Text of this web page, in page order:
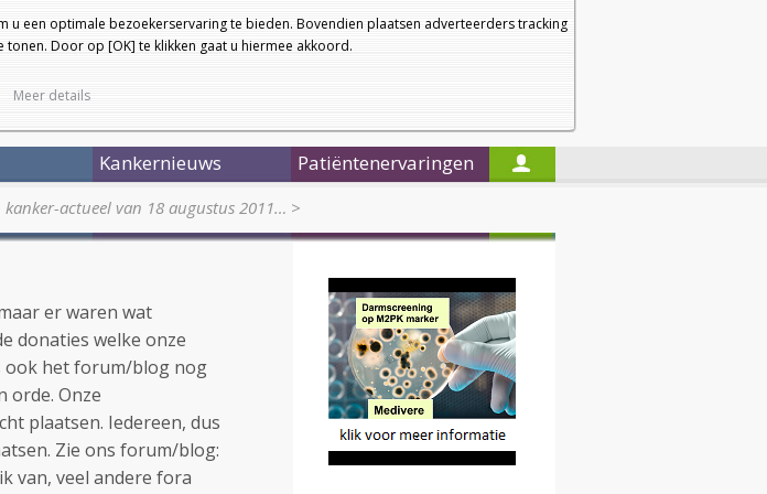
u een optimale bezoekerservaring te bieden. Bovendien plaatsen adverteerders tracking
Door op [OK] te klikken gaat u hiermee akkoord.
Meer details
a
a
Nieuwsbrief
Startpagina
Kankernieuws Patiëntenervaringen
actueel van 18 augustus 2011… >
er waren wat
donaties welke onze
ook het forum/blog nog
orde. Onze
plaatsen. Iedereen, dus
Zie ons forum/blog:
van, veel andere fora